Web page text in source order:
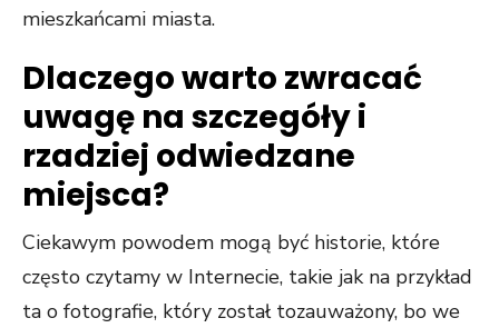
mieszkańcami miasta.
Dlaczego warto zwracać
uwagę na szczegóły i
rzadziej odwiedzane
miejsca?
Ciekawym powodem mogą być historie, które
często czytamy w Internecie, takie jak na przykład
ta o fotografie, który został tozauważony, bo we